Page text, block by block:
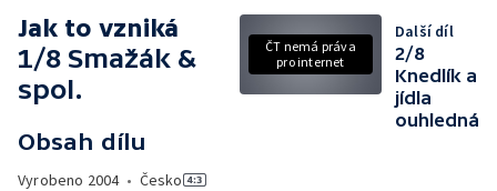
Jak to vzniká
1/8 Smažák &
spol.
Obsah dílu
Vyrobeno 2004• Česko
ČT nemá práva
pro internet
Další díl
2/8
Knedlík a
jídla
ouhledná